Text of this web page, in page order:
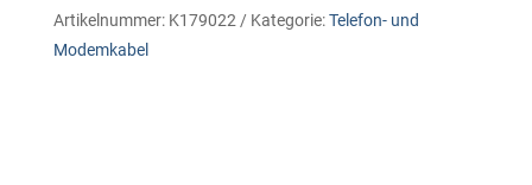
Artikelnummer: K179022 Kategorie:Telefon- und
Modemkabel